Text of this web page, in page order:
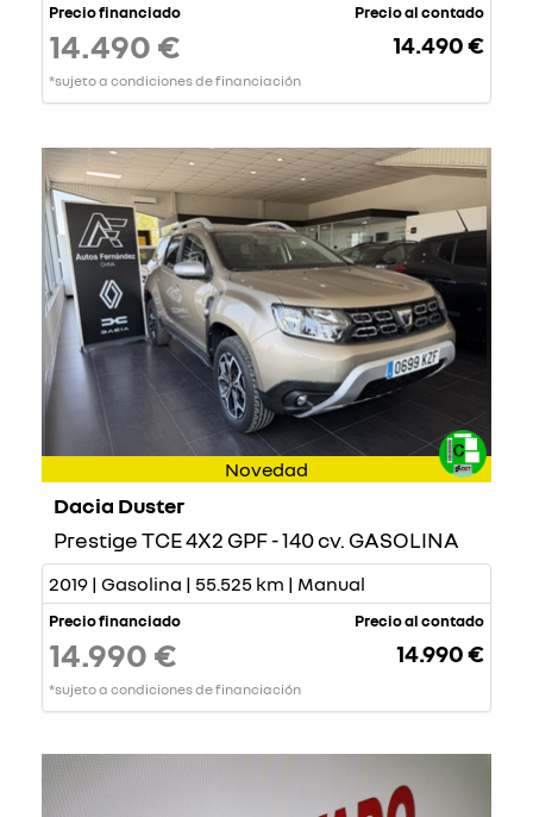
Precio financiado
14.490 €
*sujeto a condiciones de financiación
Precio al contado
14.490 €
Novedad
Dacia Duster
Prestige TCE 4X2 GPF - 140 cv. GASOLINA
2019 | Gasolina | 55.525 km | Manual
Precio financiado
14.990 €
*sujeto a condiciones de financiación
Precio al contado
14.990 €